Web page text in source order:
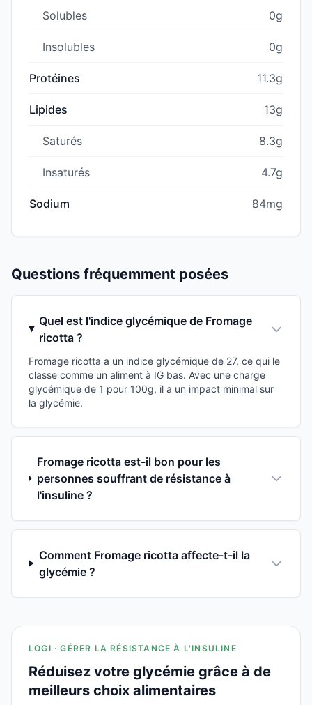
Solubles 0g
Insolubles 0g
Protéines 11.3g
Lipides 13g
Saturés 8.3g
Insaturés 4.7g
Sodium 84mg
Questions fréquemment posées
Quel est l'indice glycémique de Fromage
ricotta ?
Fromage ricotta a un indice glycémique de 27, ce qui le
classe comme un aliment à IG bas. Avec une charge
glycémique de 1 pour 100g, il a un impact minimal sur
la glycémie.
Fromage ricotta est-il bon pour les
personnes souffrant de résistance à
l'insuline ?
Comment Fromage ricotta affecte-t-il la
glycémie ?
LOGI · GÉRER LA RÉSISTANCE À L'INSULINE
Réduisez votre glycémie grâce à de
meilleurs choix alimentaires